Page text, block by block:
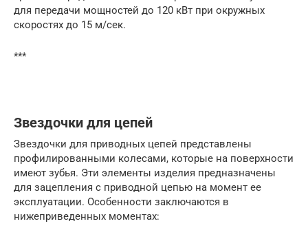
для передачи мощностей до 120 кВт при окружных
скоростях до 15 м/сек.
***
Звездочки для цепей
Звездочки для приводных цепей представлены
профилированными колесами, которые на поверхности
имеют зубья. Эти элементы изделия предназначены
для зацепления с приводной цепью на момент ее
эксплуатации. Особенности заключаются в
нижеприведенных моментах: